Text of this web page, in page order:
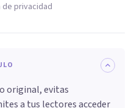
privacidad
original, evitas
a tus lectores acceder